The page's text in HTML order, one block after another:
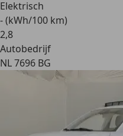
Elektrisch
- (kWh/100 km)
2,8
Autobedrijf
NL 7696 BG